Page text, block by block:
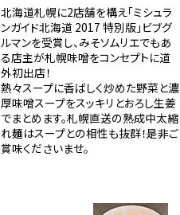
北海道札幌に2店舗を構え「ミシュラ
ンガイド北海道 2017 特別版」ビブグ
ルマンを受賞し、みそソムリエでもあ
る店主が札幌味噌をコンセプトに道
外初出店！
熱々スープに香ばしく炒めた野菜と濃
厚味噌スープをスッキリとおろし生姜
でまとめます。札幌直送の熟成中太縮
れ麺はスープとの相性も抜群！是非ご
賞味くださいませ。